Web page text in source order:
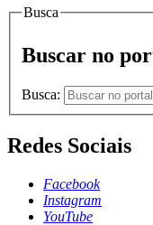
Busca
Buscar no
Busca:
Redes Sociais
Facebook
Instagram
YouTube